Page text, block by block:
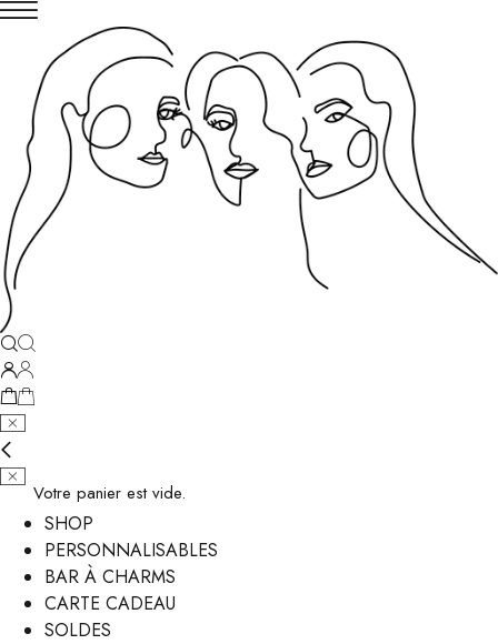
Votre panier est vide.
SHOP
PERSONNALISABLES
BAR À CHARMS
CARTE CADEAU
SOLDES